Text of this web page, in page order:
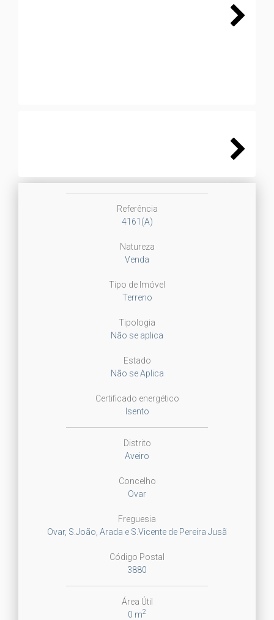
Referência
4161(A)
Natureza
Venda
Tipo de Imóvel
Terreno
Tipologia
Não se aplica
Estado
Não se Aplica
Certificado energético
Isento
Distrito
Aveiro
Concelho
Ovar
Freguesia
Ovar, S.João, Arada e S.Vicente de Pereira Jusã
Código Postal
3880
Área Útil
0 m2